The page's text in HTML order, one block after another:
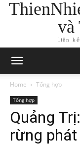
và
liên
Home Tổng hợp
Tổng hợp
Quảng
rừng